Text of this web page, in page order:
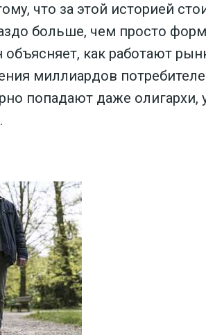
что за этой историей
больше, чем просто
как работают
миллиардов
попадают даже олигархи,